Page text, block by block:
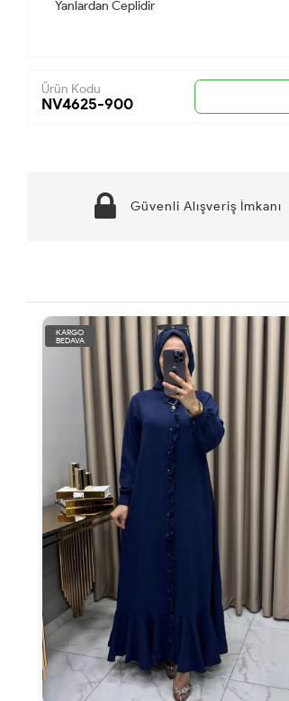
Yanlardan Ceplidir
Ürün Kodu
NV4625-900
Güvenli Alışveriş İmkanı
KARGO
BEDAVA